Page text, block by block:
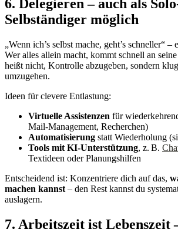
6. Delegieren – auch als
Selbständiger möglich
„Wenn ich’s selbst mache, geht’s schneller“
Wer alles allein macht, kommt schnell an
heißt nicht, Kontrolle abzugeben, sondern
umzugehen.
Ideen für clevere Entlastung:
Virtuelle Assistenzen für
Mail-Management, Recherchen)
Automatisierung statt Wiederholung
Tools mit KI-Unterstützung, z. B.
Textideen oder Planungshilfen
Entscheidend ist: Konzentriere dich auf das,
machen kannst – den Rest kannst du
auslagern.
7. Arbeitszeit ist Lebenszeit